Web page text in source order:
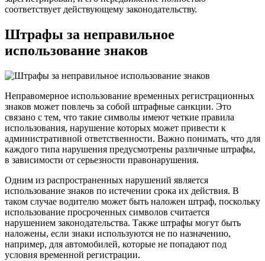
соответствует действующему законодательству.
Штрафы за неправильное
использование знаков
Неправомерное использование временных регистрационных
знаков может повлечь за собой штрафные санкции. Это
связано с тем, что такие символы имеют четкие правила
использования, нарушение которых может привести к
административной ответственности. Важно понимать, что для
каждого типа нарушения предусмотрены различные штрафы,
в зависимости от серьезности правонарушения.
Одним из распространенных нарушений является
использование знаков по истечении срока их действия. В
таком случае водителю может быть наложен штраф, поскольку
использование просроченных символов считается
нарушением законодательства. Также штрафы могут быть
наложены, если знаки используются не по назначению,
например, для автомобилей, которые не попадают под
условия временной регистрации.